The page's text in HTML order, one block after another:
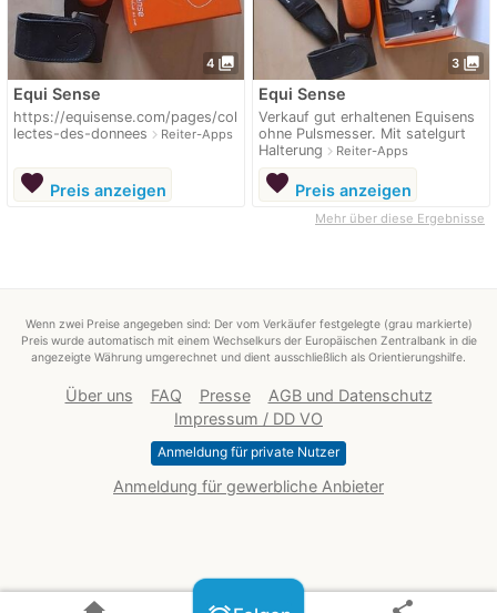
4 photo_library
Equi Sense
https://equisense.com/pages/col
lectes-des-donnees navigate_nextReiter-Apps
favorite Preis anzeigen
3 photo_library
Equi Sense
Verkauf gut erhaltenen Equisens
ohne Pulsmesser. Mit satelgurt
Halterung navigate_nextReiter-Apps
favorite Preis anzeigen
Mehr über diese Ergebnisse
Wenn zwei Preise angegeben sind: Der vom Verkäufer festgelegte (grau markierte)
Preis wurde automatisch mit einem Wechselkurs der Europäischen Zentralbank in die
angezeigte Währung umgerechnet und dient ausschließlich als Orientierungshilfe.
Über uns FAQ Presse
AGB und Datenschutz
Impressum / DD VO
Anmeldung für private Nutzer
Anmeldung für gewerbliche Anbieter